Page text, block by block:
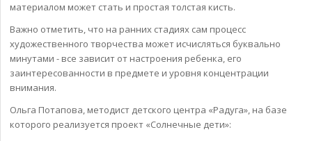
материалом может стать и простая толстая кисть.
Важно отметить, что на ранних стадиях сам процесс
художественного творчества может исчисляться буквально
минутами - все зависит от настроения ребенка, его
заинтересованности в предмете и уровня концентрации
внимания.
Ольга Потапова, методист детского центра «Радуга», на базе
которого реализуется проект «Солнечные дети»: